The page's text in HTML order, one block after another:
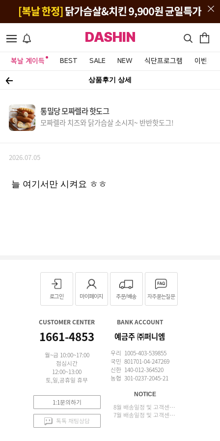
DASHIN
복날 계이득 BEST SALE NEW 식단프로그램 이벤트&
상품후기 상세
통밀당 모짜렐라 핫도그
모짜렐라 치즈와 닭가슴살 소시지~ 반반핫도그!
2026.07.05
늘 여기서만 시켜요 ㅎㅎ
로그인 마이페이지 주문/배송 자주묻는질문
CUSTOMER CENTER
1661-4853
월~금 10:00~17:00
점심시간
12:00~13:00
토,일,공휴일 휴무
1:1문의하기
톡톡 채팅상담
BANK ACCOUNT
예금주 ㈜퍼니엠
우리 1005-403-539855
국민 801701-04-247269
신한 140-012-364520
농협 301-0237-2045-21
NOTICE
8월 배송일정 및 고객센터 업무 안내
7월 배송일정 및 고객센터 업무 안내